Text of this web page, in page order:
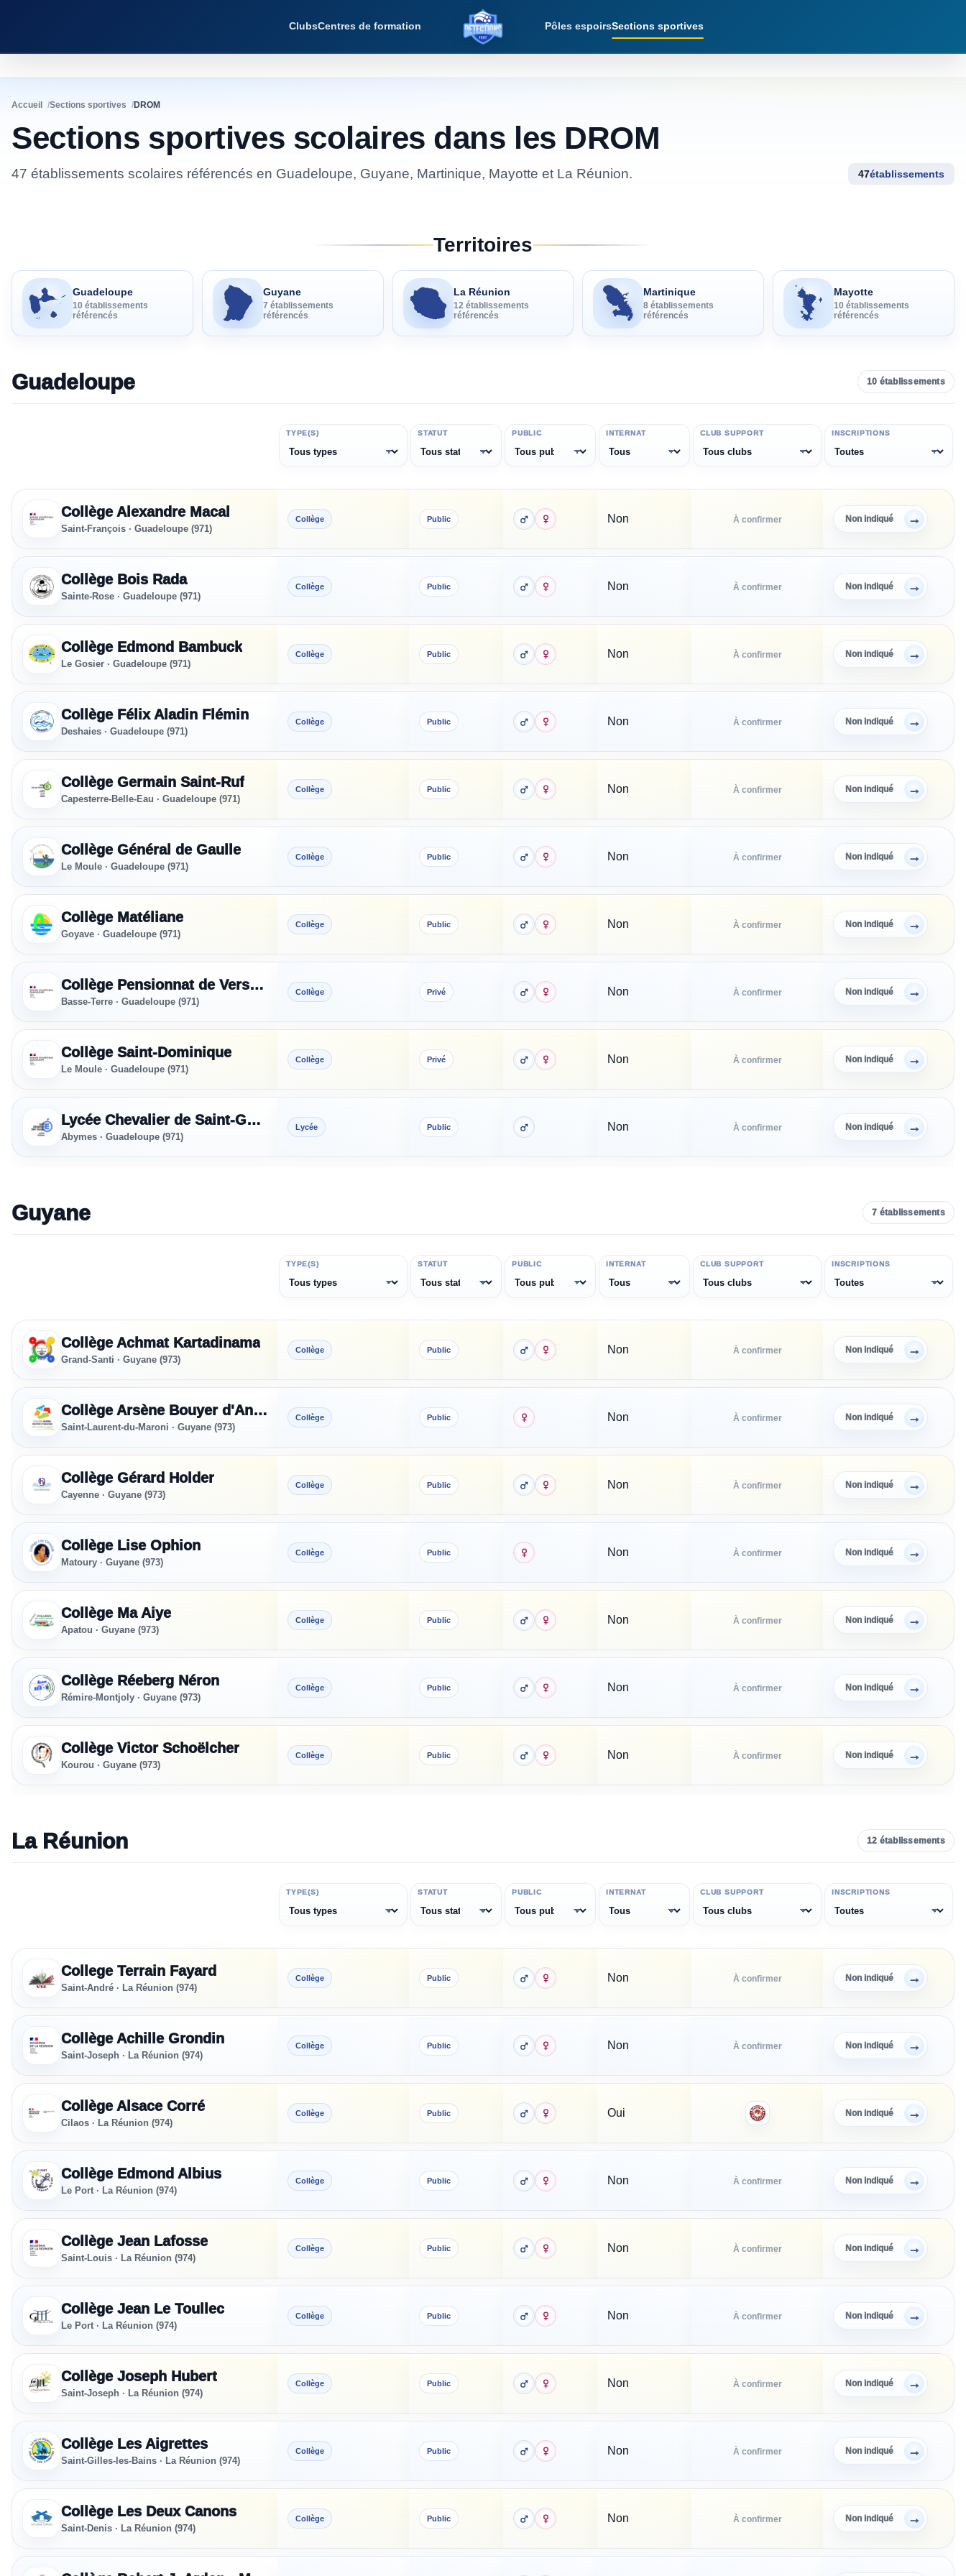
ClubsCentres de formation
Détections Foot
Pôles espoirsSections sportives
Accueil Sections sportives DROM
Sections sportives scolaires dans les DROM
47 établissements scolaires référencés en Guadeloupe, Guyane, Martinique, Mayotte et La Réunion. 47établissements
Territoires
Guadeloupe
10 établissements
référencés
Guyane
7 établissements
référencés
La Réunion
12 établissements
référencés
Martinique
8 établissements
référencés
Mayotte
10 établissements
référencés
Guadeloupe 10 établissements
Sections sportives référencées - Guadeloupe
TYPE(S) STATUT PUBLIC INTERNAT CLUB SUPPORT INSCRIPTIONS
Collège Alexandre Macal
Saint-François · Guadeloupe (971)
Collège Public Non À confirmer Non indiqué →
Collège Bois Rada
Sainte-Rose · Guadeloupe (971)
Collège Public Non À confirmer Non indiqué →
Collège Edmond Bambuck
Le Gosier · Guadeloupe (971)
Collège Public Non À confirmer Non indiqué →
Collège Félix Aladin Flémin
Deshaies · Guadeloupe (971)
Collège Public Non À confirmer Non indiqué →
Collège Germain Saint-Ruf
Capesterre-Belle-Eau · Guadeloupe (971)
Collège Public Non À confirmer Non indiqué →
Collège Général de Gaulle
Le Moule · Guadeloupe (971)
Collège Public Non À confirmer Non indiqué →
Collège Matéliane
Goyave · Guadeloupe (971)
Collège Public Non À confirmer Non indiqué →
Collège Pensionnat de Versailles
Basse-Terre · Guadeloupe (971)
Collège Privé Non À confirmer Non indiqué →
Collège Saint-Dominique
Le Moule · Guadeloupe (971)
Collège Privé Non À confirmer Non indiqué →
Lycée Chevalier de Saint-Georges
Abymes · Guadeloupe (971)
Lycée Public Non À confirmer Non indiqué →
Guyane 7 établissements
Sections sportives référencées - Guyane
TYPE(S) STATUT PUBLIC INTERNAT CLUB SUPPORT INSCRIPTIONS
Collège Achmat Kartadinama
Grand-Santi · Guyane (973)
Collège Public Non À confirmer Non indiqué →
Collège Arsène Bouyer d'Angoma
Saint-Laurent-du-Maroni · Guyane (973)
Collège Public Non À confirmer Non indiqué →
Collège Gérard Holder
Cayenne · Guyane (973)
Collège Public Non À confirmer Non indiqué →
Collège Lise Ophion
Matoury · Guyane (973)
Collège Public Non À confirmer Non indiqué →
Collège Ma Aiye
Apatou · Guyane (973)
Collège Public Non À confirmer Non indiqué →
Collège Réeberg Néron
Rémire-Montjoly · Guyane (973)
Collège Public Non À confirmer Non indiqué →
Collège Victor Schoëlcher
Kourou · Guyane (973)
Collège Public Non À confirmer Non indiqué →
La Réunion 12 établissements
Sections sportives référencées - La Réunion
TYPE(S) STATUT PUBLIC INTERNAT CLUB SUPPORT INSCRIPTIONS
College Terrain Fayard
Saint-André · La Réunion (974)
Collège Public Non À confirmer Non indiqué →
Collège Achille Grondin
Saint-Joseph · La Réunion (974)
Collège Public Non À confirmer Non indiqué →
Collège Alsace Corré
Cilaos · La Réunion (974)
Collège Public Oui Non indiqué →
Collège Edmond Albius
Le Port · La Réunion (974)
Collège Public Non À confirmer Non indiqué →
Collège Jean Lafosse
Saint-Louis · La Réunion (974)
Collège Public Non À confirmer Non indiqué →
Collège Jean Le Toullec
Le Port · La Réunion (974)
Collège Public Non À confirmer Non indiqué →
Collège Joseph Hubert
Saint-Joseph · La Réunion (974)
Collège Public Non À confirmer Non indiqué →
Collège Les Aigrettes
Saint-Gilles-les-Bains · La Réunion (974)
Collège Public Non À confirmer Non indiqué →
Collège Les Deux Canons
Saint-Denis · La Réunion (974)
Collège Public Non À confirmer Non indiqué →